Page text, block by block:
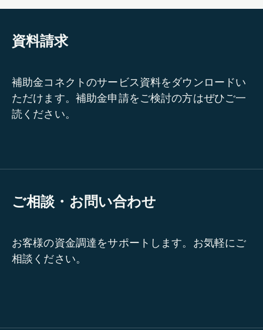
資料請求
補助金コネクトのサービス資料をダウンロードい
ただけます。補助金申請をご検討の方はぜひご一
読ください。
ご相談・お問い合わせ
お客様の資金調達をサポートします。お気軽にご
相談ください。